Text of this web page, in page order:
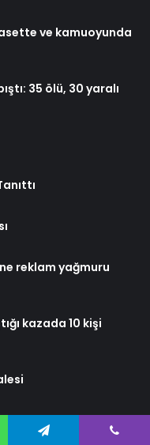
ve kamuoyunda
35 ölü, 30 yaralı
reklam yağmuru
kazada 10 kişi